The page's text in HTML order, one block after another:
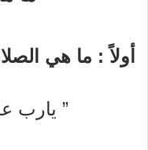
أولاً : ما هي
” يارب